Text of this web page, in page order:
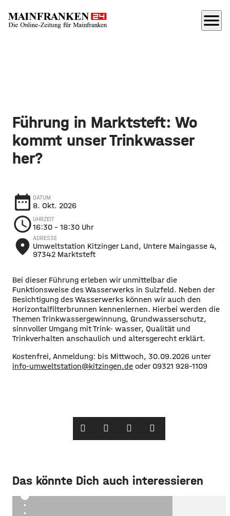
menu
Führung in Marktsteft: Wo
kommt unser Trinkwasser
her?
date_range DATUM
8. Okt. 2026
schedule UHRZEIT
16:30 – 18:30 Uhr
place ADRESSE
Umweltstation Kitzinger Land, Untere Maingasse 4,
97342 Marktsteft
Bei dieser Führung erleben wir unmittelbar die
Funktionsweise des Wasserwerks in Sulzfeld. Neben der
Besichtigung des Wasserwerks können wir auch den
Horizontalfilterbrunnen kennenlernen. Hierbei werden die
Themen Trinkwassergewinnung, Grundwasserschutz,
sinnvoller Umgang mit Trink- wasser, Qualität und
Trinkverhalten anschaulich und altersgerecht erklärt.
Kostenfrei, Anmeldung: bis Mittwoch, 30.09.2026 unter
info-umweltstation@kitzingen.de oder 09321 928-1109
Das könnte Dich auch interessieren